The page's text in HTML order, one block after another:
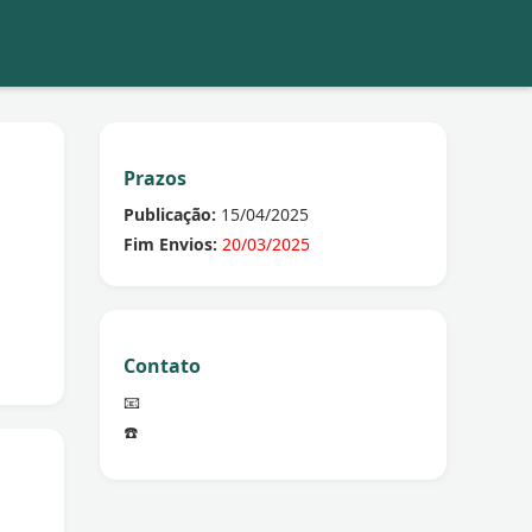
Prazos
Publicação: 15/04/2025
Fim Envios: 20/03/2025
Contato
📧
☎️